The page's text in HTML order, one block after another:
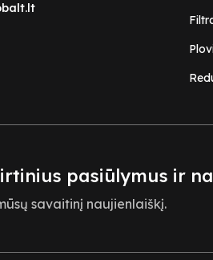
pasiūlymus ir
savaitinį naujienlaiškį.